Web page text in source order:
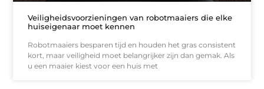
Veiligheidsvoorzieningen van robotmaaiers die elke
huiseigenaar moet kennen
Robotmaaiers besparen tijd en houden het gras consistent
kort, maar veiligheid moet belangrijker zijn dan gemak. Als
u een maaier kiest voor een huis met